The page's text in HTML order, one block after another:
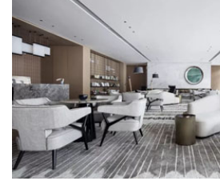
企业会员
关于投稿
广告投放
关于我们
联系我们